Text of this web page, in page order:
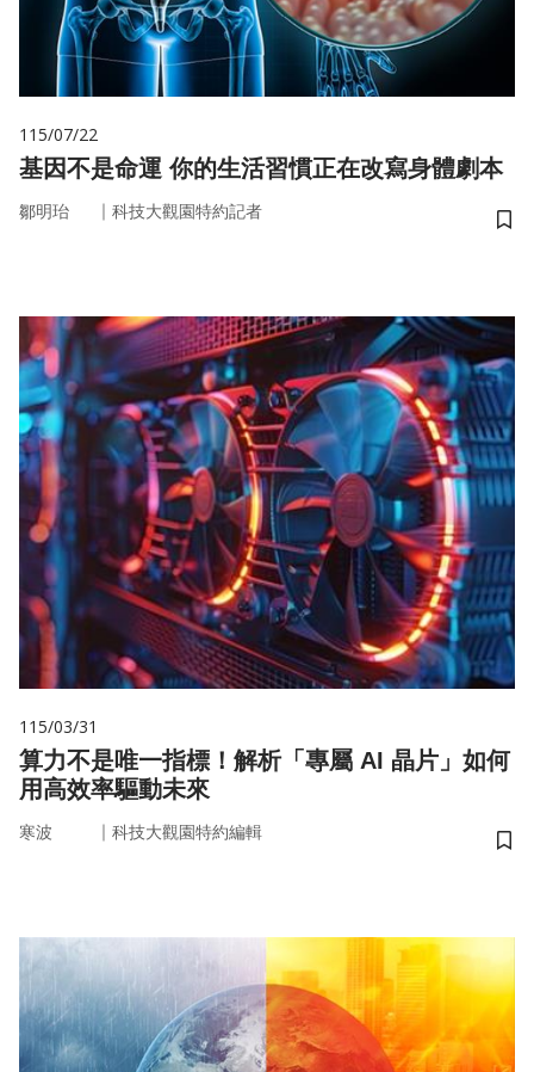
115/07/22
基因不是命運 你的生活習慣正在改寫身體劇本
鄒明珆 ｜ 科技大觀園特約記者
儲
115/03/31
算力不是唯一指標！解析「專屬 AI 晶片」如何
用高效率驅動未來
寒波 ｜ 科技大觀園特約編輯
儲